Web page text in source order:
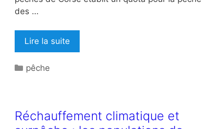
des …
Lire la suite
Catégories
pêche
Réchauffement climatique et